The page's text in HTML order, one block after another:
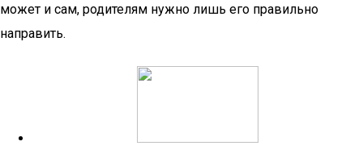
может и сам, родителям нужно лишь его правильно
направить.